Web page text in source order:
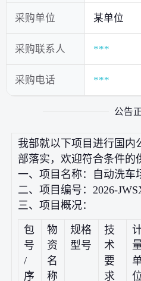
采购单位 某单位
采购联系人 ***
采购电话 ***
公告
我部就以下项目进行国内
部落实，欢迎符合条件的
一、项目名称：自动洗车
二、项目编号：2026-
三、项目概况：
包
号
/
序
物
资
名
称
规格
型号
技
术
要
求